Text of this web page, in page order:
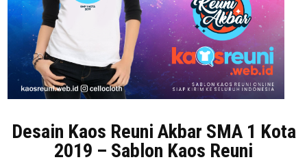
Desain Kaos Reuni Akbar SMA 1 Kota
2019 – Sablon Kaos Reuni